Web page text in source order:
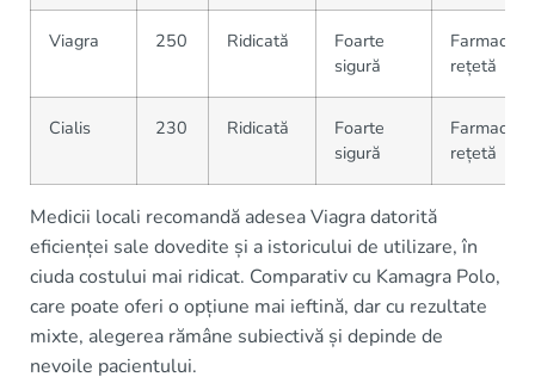
Viagra 250 Ridicată
Foarte
sigură
Farmacii,
rețetă
Cialis 230 Ridicată
Foarte
sigură
Farmacii,
rețetă
Medicii locali recomandă adesea Viagra datorită
eficienței sale dovedite și a istoricului de utilizare, în
ciuda costului mai ridicat. Comparativ cu Kamagra Polo,
care poate oferi o opțiune mai ieftină, dar cu rezultate
mixte, alegerea rămâne subiectivă și depinde de
nevoile pacientului.